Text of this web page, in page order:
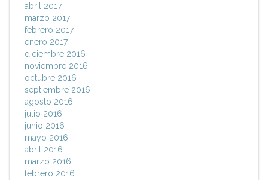
abril 2017
marzo 2017
febrero 2017
enero 2017
diciembre 2016
noviembre 2016
octubre 2016
septiembre 2016
agosto 2016
julio 2016
junio 2016
mayo 2016
abril 2016
marzo 2016
febrero 2016